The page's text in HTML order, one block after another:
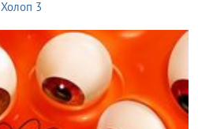
Холоп 3